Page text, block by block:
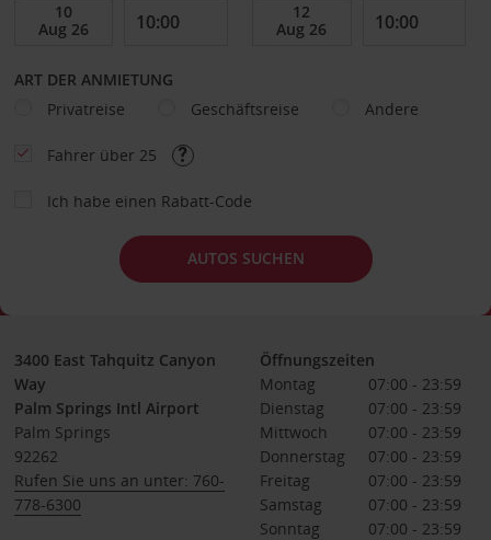
ART DER ANMIETUNG
Privatreise
Geschäftsreise Andere
Fahrer über 25
Ich habe einen Rabatt-Code
AUTOS SUCHEN
3400 East Tahquitz Canyon
Way
Palm Springs Intl Airport
Palm Springs
92262
Rufen Sie uns an unter: 760-
778-6300
Öffnungszeiten
Montag
07:00 - 23:59
Dienstag
07:00 - 23:59
Mittwoch
07:00 - 23:59
Donnerstag
07:00 - 23:59
Freitag
07:00 - 23:59
Samstag
07:00 - 23:59
Sonntag
07:00 - 23:59